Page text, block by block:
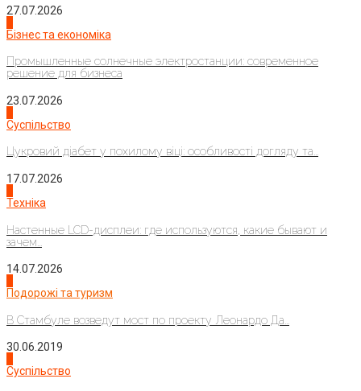
27.07.2026
Бізнес та економіка
Промышленные солнечные электростанции: современное
решение для бизнеса
23.07.2026
Суспільство
Цукровий діабет у похилому віці: особливості догляду та...
17.07.2026
Техніка
Настенные LCD-дисплеи: где используются, какие бывают и
зачем...
14.07.2026
Подорожі та туризм
В Стамбуле возведут мост по проекту Леонардо Да...
30.06.2019
Суспільство